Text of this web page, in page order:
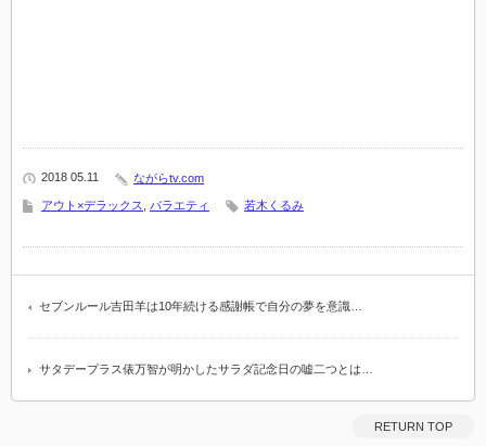
2018 05.11 ながらtv.com
アウト×デラックス バラエティ 若木くるみ
セブンルール吉田羊は10年続ける感謝帳で自分の夢を意識…
サタデープラス俵万智が明かしたサラダ記念日の嘘二つとは…
RETURN TOP